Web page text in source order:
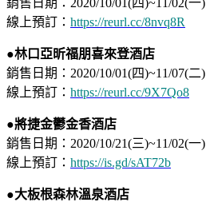
⁣線上預訂： https://reurl.cc/8nvq8R
●林口亞昕福朋喜來登酒店
銷售日期：2020/10/01(四)~11/07(二)⁣
​線上預訂： https://reurl.cc/9X7Qo8⁣
●將捷金鬱金香酒店
銷售日期：2020/10/21(三)~11/02(一)⁣
​線上預訂： https://is.gd/sAT72b
●大板根森林溫泉酒店